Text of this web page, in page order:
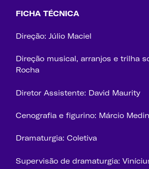
FICHA TÉCNICA
Direção: Júlio Maciel
Direção musical, arranjos e trilha
Rocha
Diretor Assistente: David Maurity
Cenografia e figurino: Márcio
Dramaturgia: Coletiva
Supervisão de dramaturgia: